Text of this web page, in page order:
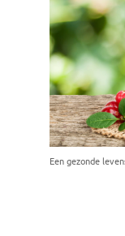
Een gezonde